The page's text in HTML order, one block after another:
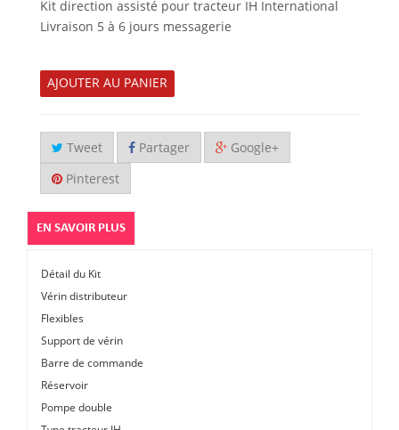
Kit direction assisté pour tracteur IH International
Livraison 5 à 6 jours messagerie
AJOUTER AU PANIER
Tweet Partager Google+
Pinterest
EN SAVOIR PLUS
Détail du Kit
Vérin distributeur
Flexibles
Support de vérin
Barre de commande
Réservoir
Pompe double